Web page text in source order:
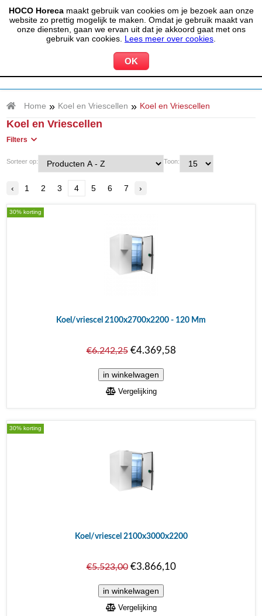
HOCO Horecamaakt gebruik van cookies om je bezoek aan onze
website zo prettig mogelijk te maken. Omdat je gebruik maakt van
onze diensten, gaan we ervan uit dat je akkoord gaat met ons
gebruik van cookies. Lees meer over cookies
(020) 497 6325 info@hocohoreca.nl
MIJN ACCOUNT 0 WINKELWAGEN
Home » Koel en Vriescellen » Koel en Vriescellen
Koel en Vriescellen
Filters
Sorteer op: Toon:
‹ 1 2 3 4 5 6 7 ›
30% korting
Koel/vriescel 2100x2700x2200 - 120 Mm
€6.242,25€4.369,58
Vergelijking
30% korting
Koel/vriescel 2100x3000x2200
€5.523,00€3.866,10
Vergelijking